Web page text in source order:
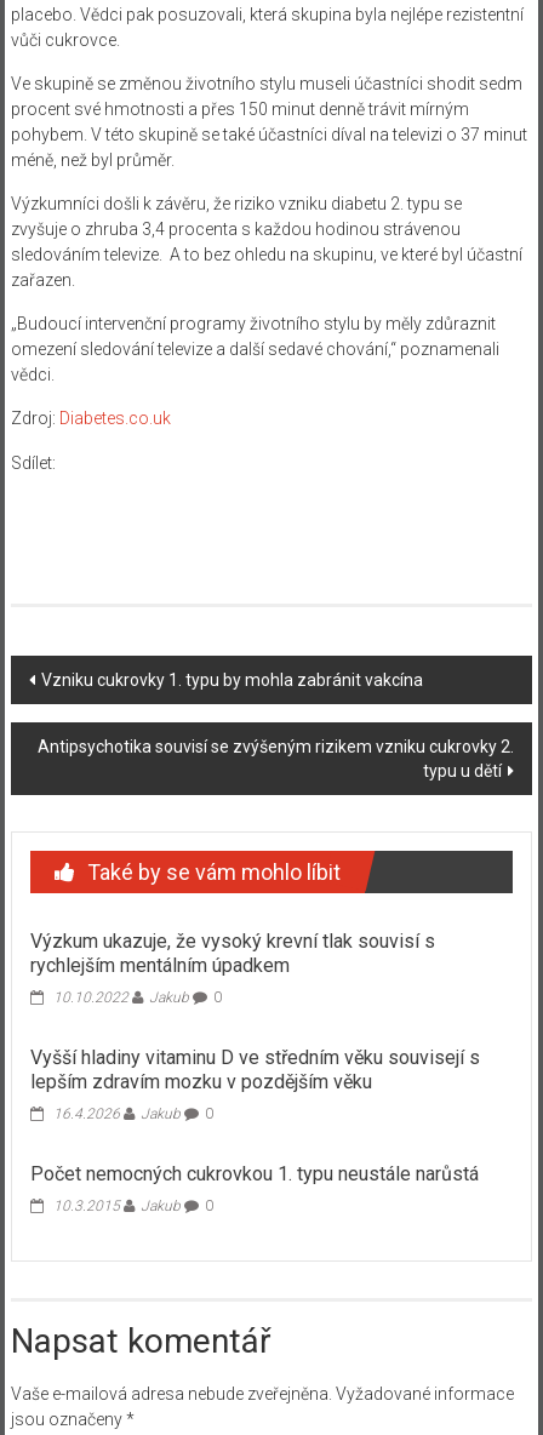
placebo. Vědci pak posuzovali, která skupina byla nejlépe rezistentní
vůči cukrovce.
Ve skupině se změnou životního stylu museli účastníci shodit sedm
procent své hmotnosti a přes 150 minut denně trávit mírným
pohybem. V této skupině se také účastníci díval na televizi o 37 minut
méně, než byl průměr.
Výzkumníci došli k závěru, že riziko vzniku diabetu 2. typu se
zvyšuje o zhruba 3,4 procenta s každou hodinou strávenou
sledováním televize. A to bez ohledu na skupinu, ve které byl účastní
zařazen.
„Budoucí intervenční programy životního stylu by měly zdůraznit
omezení sledování televize a další sedavé chování,“ poznamenali
vědci.
Zdroj: Diabetes.co.uk
Sdílet:
Navigace
příspěvku
Vzniku cukrovky 1. typu by mohla zabránit vakcína
Antipsychotika souvisí se zvýšeným rizikem vzniku cukrovky 2.
typu u dětí
Také by se vám mohlo líbit
Výzkum ukazuje, že vysoký krevní tlak souvisí s
rychlejším mentálním úpadkem
10.10.2022 Jakub 0
Vyšší hladiny vitaminu D ve středním věku souvisejí s
lepším zdravím mozku v pozdějším věku
16.4.2026 Jakub 0
Počet nemocných cukrovkou 1. typu neustále narůstá
10.3.2015 Jakub 0
Napsat komentář
Vaše e-mailová adresa nebude zveřejněna. Vyžadované informace
jsou označeny*